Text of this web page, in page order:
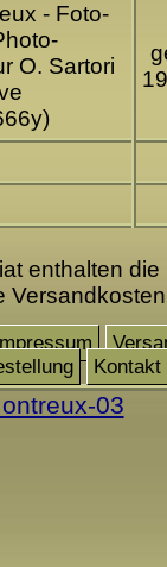
- Foto-
O. Sartori
enthalten die
Versandkosten
Kontakt
03